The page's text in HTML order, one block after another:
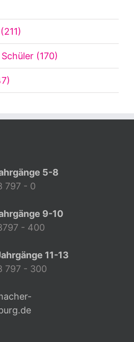
(170)
5-8
797 - 0
9-10
- 400
11-13
797 - 300